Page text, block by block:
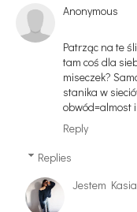
Anonymous
Patrząc na te
tam coś dla
miseczek?
stanika w
obwód=almost
Reply
Replies
Jestem Kasia